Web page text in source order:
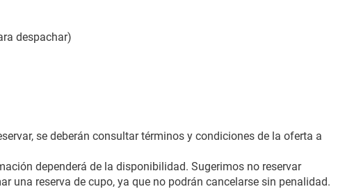
despachar)
se deberán consultar términos y condiciones de la oferta a
dependerá de la disponibilidad. Sugerimos no reservar
una reserva de cupo, ya que no podrán cancelarse sin penalidad.